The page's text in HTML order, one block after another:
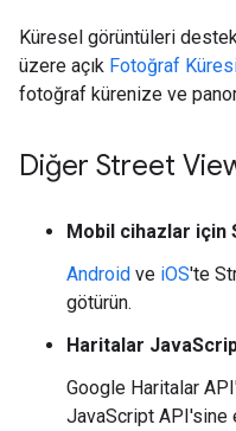
Küresel görüntüleri
üzere açık Fotoğraf
fotoğraf kürenize ve
Diğer Street
Mobil cihazlar için
Android ve iOS'te
götürün.
Haritalar
Google Haritalar
JavaScript API'sine